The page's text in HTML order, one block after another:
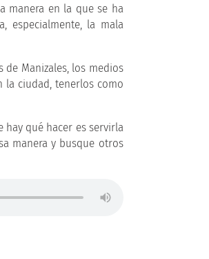
manera en la que se ha
especialmente, la mala
Manizales, los medios
la ciudad, tenerlos como
hay qué hacer es servirla
manera y busque otros